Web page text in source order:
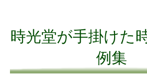
時光堂が手掛けた
例集